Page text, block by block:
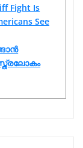
Fight Is
See